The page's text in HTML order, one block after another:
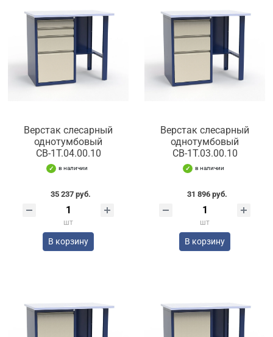
Верстак слесарный
однотумбовый
СВ-1Т.04.00.10
в наличии
35 237 руб.
шт
В корзину
Верстак слесарный
однотумбовый
СВ-1Т.03.00.10
в наличии
31 896 руб.
шт
В корзину